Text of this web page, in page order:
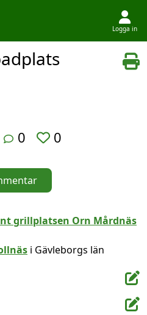
Logga in
0 0
i Gävleborgs län